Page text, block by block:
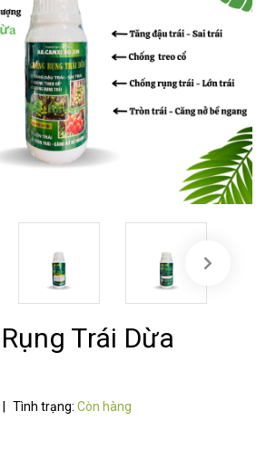
Trái Dừa
Tình trạng: Còn hàng